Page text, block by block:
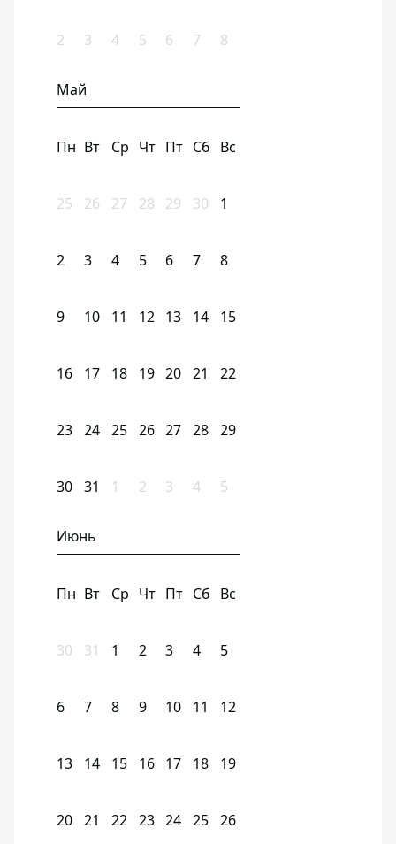
2 3 4 5 6 7 8
Май
Пн Вт Ср Чт Пт Сб Вс
25 26 27 28 29 30 1
2 3 4 5 6 7 8
9 10 11 12 13 14 15
16 17 18 19 20 21 22
23 24 25 26 27 28 29
30 31 1 2 3 4 5
Июнь
Пн Вт Ср Чт Пт Сб Вс
30 31 1 2 3 4 5
6 7 8 9 10 11 12
13 14 15 16 17 18 19
20 21 22 23 24 25 26